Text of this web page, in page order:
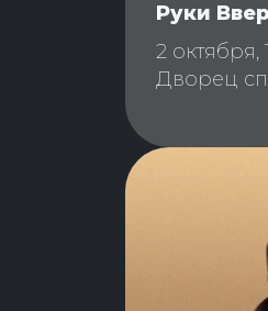
Руки
2 октября,
Дворец